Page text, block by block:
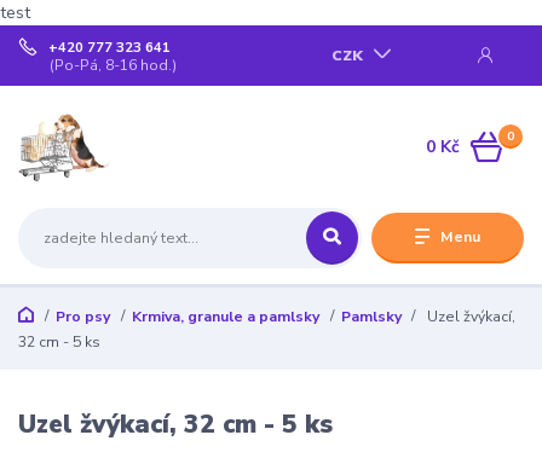
test
Menu
CZK
+420 777 323 641
(Po-Pá, 8-16 hod.)
0
0 Kč
Pro psy Krmiva, granule a pamlsky Pamlsky
Uzel žvýkací,
32 cm - 5 ks
Uzel žvýkací, 32 cm - 5 ks